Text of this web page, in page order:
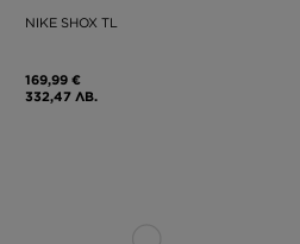
NIKE SHOX TL
169,99 €
332,47 ЛВ.